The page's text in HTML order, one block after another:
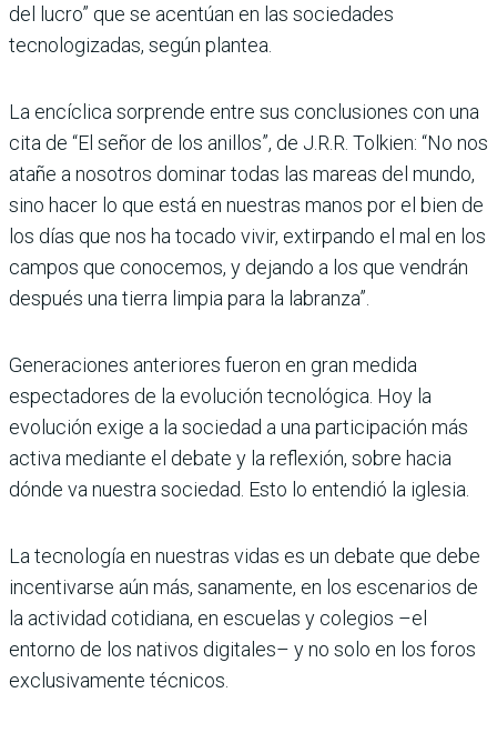
del lucro” que se acentúan en las sociedades
tecnologizadas, según plantea.
La encíclica sorprende entre sus conclusiones con una
cita de “El señor de los anillos”, de J.R.R. Tolkien: “No nos
atañe a nosotros dominar todas las mareas del mundo,
sino hacer lo que está en nuestras manos por el bien de
los días que nos ha tocado vivir, extirpando el mal en los
campos que conocemos, y dejando a los que vendrán
después una tierra limpia para la labranza”.
Generaciones anteriores fueron en gran medida
espectadores de la evolución tecnológica. Hoy la
evolución exige a la sociedad a una participación más
activa mediante el debate y la reflexión, sobre hacia
dónde va nuestra sociedad. Esto lo entendió la iglesia.
La tecnología en nuestras vidas es un debate que debe
incentivarse aún más, sanamente, en los escenarios de
la actividad cotidiana, en escuelas y colegios –el
entorno de los nativos digitales– y no solo en los foros
exclusivamente técnicos.